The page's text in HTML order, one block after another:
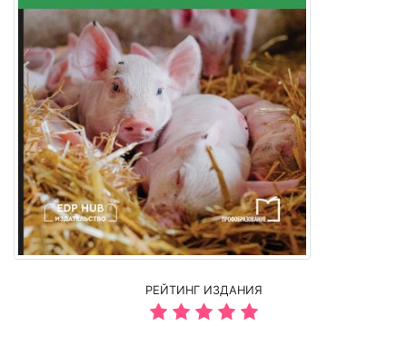
РЕЙТИНГ ИЗДАНИЯ